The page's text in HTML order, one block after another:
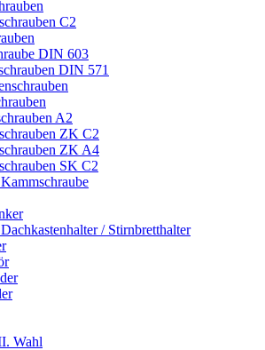
C2
DIN 603
DIN 571
A2
ZK C2
ZK A4
SK C2
/ Stirnbretthalter
Wahl